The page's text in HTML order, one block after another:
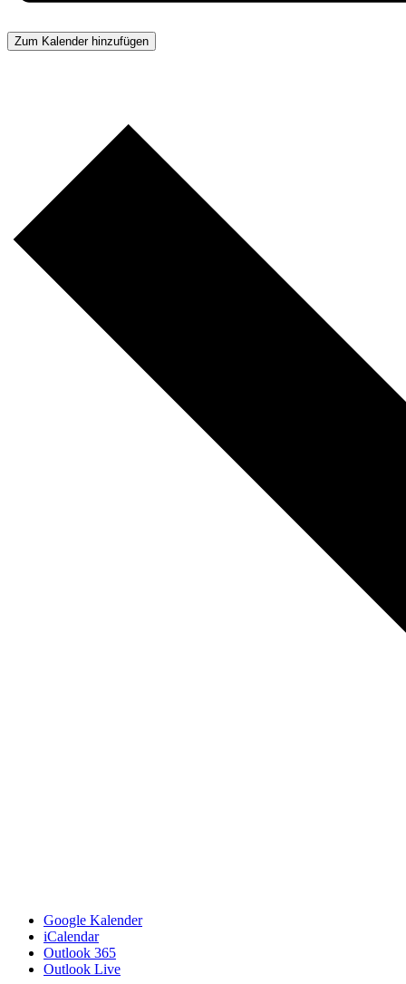
Zum Kalender hinzufügen
Google Kalender
iCalendar
Outlook 365
Outlook Live